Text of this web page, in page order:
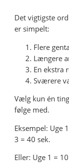
Det vigtigste
er simpelt:
Flere
Længere
En ekstra
Sværere
Vælg kun én
følge med.
Eksempel: Uge
3 = 40 sek.
Eller: Uge 1 =